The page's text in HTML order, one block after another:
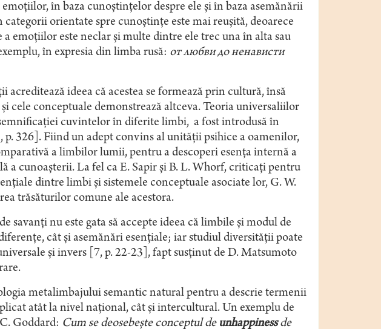
în baza cunoştinţelor despre ele şi în baza asemănării
orientate spre cunoştinţe este mai reuşită, deoarece
emoţiilor este neclar şi multe dintre ele trec una în alta sau
în expresia din limba rusă: от любви до ненависти
ideea că acestea se formează prin cultură, însă
cele conceptuale demonstrează altceva. Teoria universaliilor
cuvintelor în diferite limbi, a fost introdusă în
326]. Fiind un adept convins al unităţii psihice a oamenilor,
a limbilor lumii, pentru a descoperi esenţa internă a
a cunoaşterii. La fel ca E. Sapir şi B. L. Whorf, criticaţi pentru
dintre limbi şi sistemele conceptuale asociate lor, G. W.
trăsăturilor comune ale acestora.
savanţi nu este gata să accepte ideea că limbile şi modul de
cât şi asemănări esenţiale; iar studiul diversităţii poate
şi invers [7, p. 22-23], fapt susţinut de D. Matsumoto
metalimbajului semantic natural pentru a descrie termenii
atât la nivel naţional, cât şi intercultural. Un exemplu de
Goddard: Cum se deosebeşte conceptul de unhappinessde